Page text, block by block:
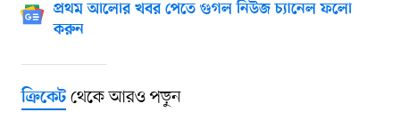
প্রথম আলোর খবর পেতে গুগল নিউজ চ্যানেল ফলো
করুন
ক্রিকেটথেকে আরও পড়ুন